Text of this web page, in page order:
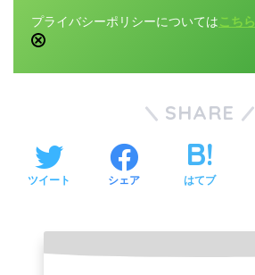
プライバシーポリシーについては こちら
SHARE
ツイート シェア はてブ